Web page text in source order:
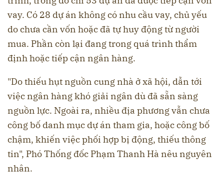
vay. Có 28 dự án không có nhu cầu vay, chủ yếu
do chưa cần vốn hoặc đã tự huy động từ người
mua. Phần còn lại đang trong quá trình thẩm
định hoặc tiếp cận ngân hàng.
"Do thiếu hụt nguồn cung nhà ở xã hội, dẫn tới
việc ngân hàng khó giải ngân dù đã sẵn sàng
nguồn lực. Ngoài ra, nhiều địa phương vẫn chưa
công bố danh mục dự án tham gia, hoặc công bố
chậm, khiến việc phối hợp bị động, thiếu thông
tin", Phó Thống đốc Phạm Thanh Hà nêu nguyên
nhân.